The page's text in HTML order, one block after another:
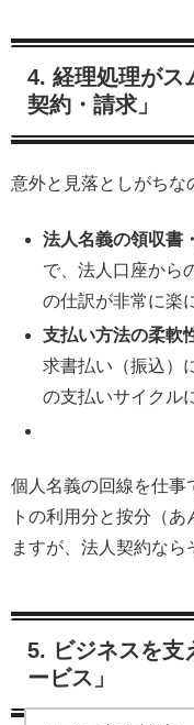
4. 経理処理がス
契約・請求」
意外と見落としがちな
法人名義の領収書
で、法人口座から
の仕訳が非常に楽
支払い方法の柔軟
求書払い（振込）
の支払いサイクル
個人名義の回線を仕事
トの利用分と按分（
ますが、法人契約なら
5. ビジネスを支
ービス」